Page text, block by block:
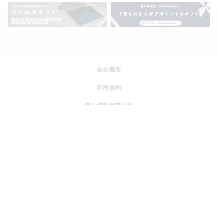
会社概要
利用規約
個人情報保護方針